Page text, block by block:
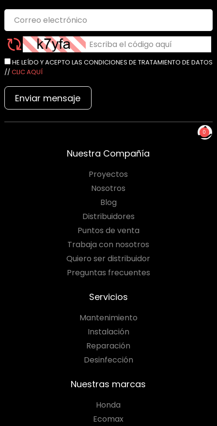
0
PARA COTIZAR
HE LEÍDO Y ACEPTO LAS CONDICIONES DE TRATAMIENTO DE DATOS
//CLIC AQUÍ
Enviar mensaje
Nuestra Compañía
Proyectos
Nosotros
Blog
Distribuidores
Puntos de venta
Trabaja con nosotros
Quiero ser distribuidor
Preguntas frecuentes
Servicios
Mantenimiento
Instalación
Reparación
Desinfección
Nuestras marcas
Honda
Ecomax